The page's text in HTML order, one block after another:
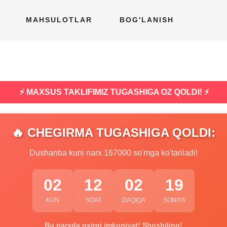
MAHSULOTLAR BOG'LANISH
⚡ MAXSUS TAKLIFIMIZ TUGASHIGA OZ QOLDI! ⚡
🔥 CHEGIRMA TUGASHIGA QOLDI:
Dushanba kuni narx 167000 so'mga ko'tariladi!
02
KUN
12
SOAT
02
DAQIQA
18
SONIYA
Bu narxda oxirgi imkoniyat! Shoshiling!